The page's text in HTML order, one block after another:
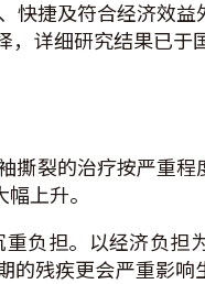
快捷及符合经济效
详细研究结果已于
撕裂的治疗按严重
上升。
负担。以经济负担
残疾更会严重影